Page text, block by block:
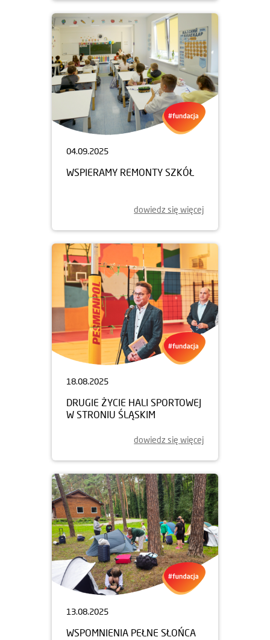
04.09.2025
WSPIERAMY REMONTY SZKÓŁ
dowiedz się więcej
18.08.2025
DRUGIE ŻYCIE HALI SPORTOWEJ
W STRONIU ŚLĄSKIM
dowiedz się więcej
13.08.2025
WSPOMNIENIA PEŁNE SŁOŃCA